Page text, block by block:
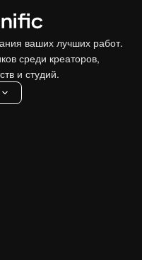
ваших лучших работ.
среди креаторов,
и студий.